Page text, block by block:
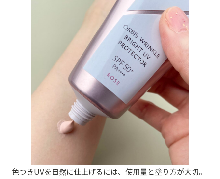
色つきUVを自然に仕上げるには、使用量と塗り方が大切。